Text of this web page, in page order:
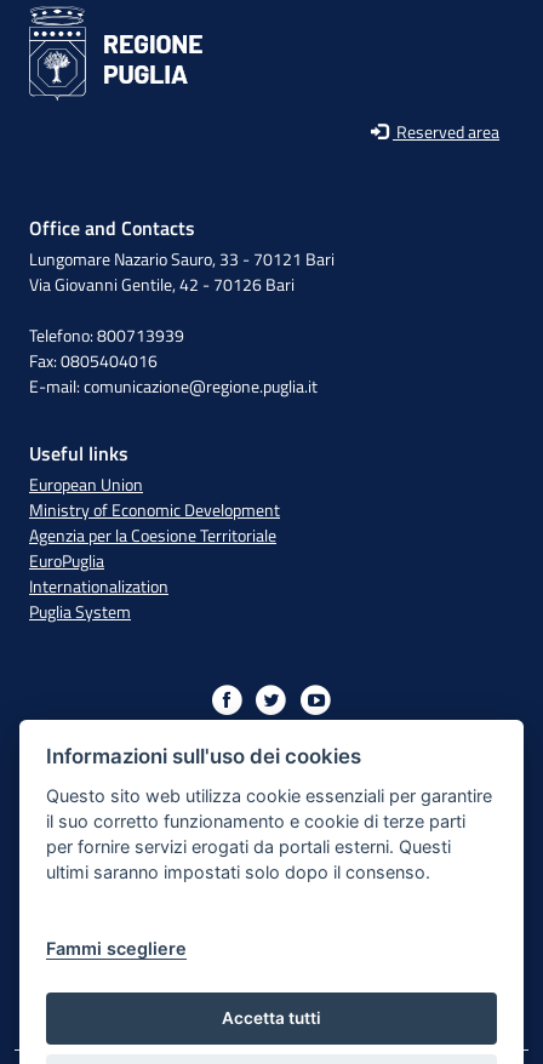
Reserved area
Office and Contacts
Lungomare Nazario Sauro, 33 - 70121 Bari
Via Giovanni Gentile, 42 - 70126 Bari
Telefono: 800713939
Fax: 0805404016
E-mail:comunicazione@regione.puglia.it
Useful links
European Union
Ministry of Economic Development
Agenzia per la Coesione Territoriale
EuroPuglia
Internationalization
Puglia System
2014/2020 - Axis XIII
Accessibility
Legal Note
Informazioni sull'uso dei cookies
Questo sito web utilizza cookie essenziali per garantire
il suo corretto funzionamento e cookie di terze parti
per fornire servizi erogati da portali esterni. Questi
ultimi saranno impostati solo dopo il consenso.
Fammi scegliere
Accetta tutti